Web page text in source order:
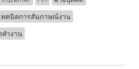
ทคนิคการสัมภาษณ์งาน
ทำงาน